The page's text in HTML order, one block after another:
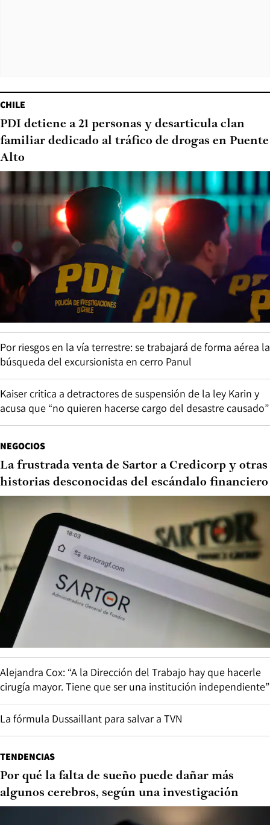
CHILE
PDI detiene a 21 personas y desarticula clan
familiar dedicado al tráfico de drogas en Puente
Alto
Por riesgos en la vía terrestre: se trabajará de forma aérea la
búsqueda del excursionista en cerro Panul
Kaiser critica a detractores de suspensión de la ley Karin y
acusa que “no quieren hacerse cargo del desastre causado”
NEGOCIOS
La frustrada venta de Sartor a Credicorp y otras
historias desconocidas del escándalo financiero
Alejandra Cox: “A la Dirección del Trabajo hay que hacerle
cirugía mayor. Tiene que ser una institución independiente”
La fórmula Dussaillant para salvar a TVN
TENDENCIAS
Por qué la falta de sueño puede dañar más
algunos cerebros, según una investigación